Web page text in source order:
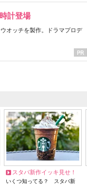
計登場
オッチを製作。ドラマプロデ
スタバ新作イッキ見せ！
いくつ知ってる？ スタバ新